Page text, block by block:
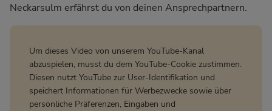
Neckarsulm erfährst du von deinen Ansprechpartnern.
Um dieses Video von unserem YouTube-Kanal
abzuspielen, musst du dem YouTube-Cookie zustimmen.
Diesen nutzt YouTube zur User-Identifikation und
speichert Informationen für Werbezwecke sowie über
persönliche Präferenzen, Eingaben und